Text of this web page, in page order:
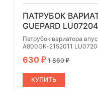
ПАТРУБОК
GUEPARD
Патрубок вариатора
A800GK-2152011
630 ₽ 1 860₽
КУПИТЬ